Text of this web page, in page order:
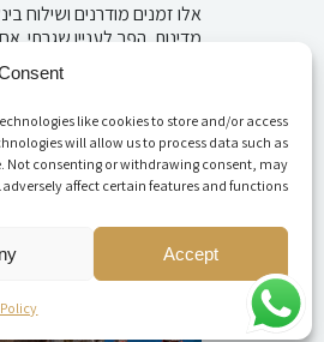
like cookies to store and/or access
will allow us to process data such as
Not consenting or withdrawing consent, may
adversely affect certain features and functions.
Accept
אלו זמנים מודרנים ושילוח
מדינות, הפך לעניין שגרתי.
המועדפים בתחום זה הוא
קראו עוד »